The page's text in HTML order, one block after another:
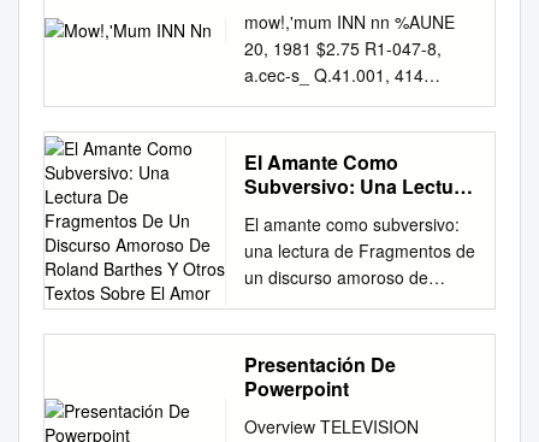
mow!,'mum INN nn %AUNE
20, 1981 $2.75 R1-047-8,
a.cec-s_ Q.41.001, 414
i47,>0Z tet`44S;I:47q <r, 4..
SINGLES SLEEPERS
ALBUMS COMMODORES.. -
LADY (YOU BRING TUBES, -
POINTER SISTERS, "BLACK
& ME UP)" (prod. by
Carmichael - eMORE" (prod.
by Foster) (writers: WHITE."
Once again,thesisters group)
(writers: King -Hudson - Tubes
-Foster) .Pseudo/ rving
multiple lead vocals combine
El Amante Como
Subversivo: Una Lectura
Discurso Amoroso De
Roland Barthes Y Otros
Textos Sobre El Amor
El amante como subversivo:
una lectura de Fragmentos de
un discurso amoroso de
Roland Barthes y otros textos
sobre el amor Pedro Carlos
Lemus Urbina Trabajo de
grado para optar al título de
Sanín Paz Universidad de los
Presentación De
Powerpoint
Overview TELEVISION